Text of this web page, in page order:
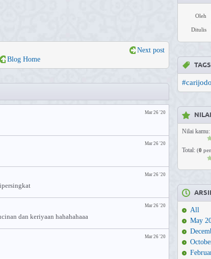
Next post
Blog Home
Mar 26 '20
Mar 26 '20
Mar 26 '20
Mar 26 '20
dan keriyaan hahahahaaa
Mar 26 '20
Oleh
Ditulis
TAGS
NILAI
Nilai kamu:
Total: (0
All
May